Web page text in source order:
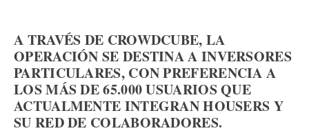
A TRAVÉS DE CROWDCUBE, LA
OPERACIÓN SE DESTINA A INVERSORES
PARTICULARES, CON PREFERENCIA A
LOS MÁS DE 65.000 USUARIOS QUE
ACTUALMENTE INTEGRAN HOUSERS Y
SU RED DE COLABORADORES.